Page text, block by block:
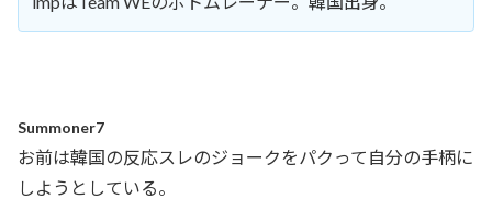
Summoner7
お前は韓国の反応スレのジョークをパクって自分の手柄に
しようとしている。